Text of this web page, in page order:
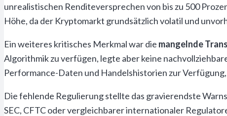
unrealistischen Renditeversprechen von bis zu 500
Höhe, da der Kryptomarkt grundsätzlich volatil und
Ein weiteres kritisches Merkmal war die mangelnde
Algorithmik zu verfügen, legte aber keine
Performance-Daten und Handelshistorien zur
Die fehlende Regulierung stellte das gravierendste
SEC, CFTC oder vergleichbarer internationaler